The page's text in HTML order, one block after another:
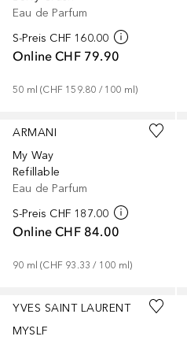
Eau de Parfum
S-Preis CHF 160.00
Online CHF 79.90
50 ml (CHF 159.80 / 100 ml)
ARMANI
My Way
Refillable
Eau de Parfum
S-Preis CHF 187.00
Online CHF 84.00
90 ml (CHF 93.33 / 100 ml)
YVES SAINT LAURENT
MYSLF